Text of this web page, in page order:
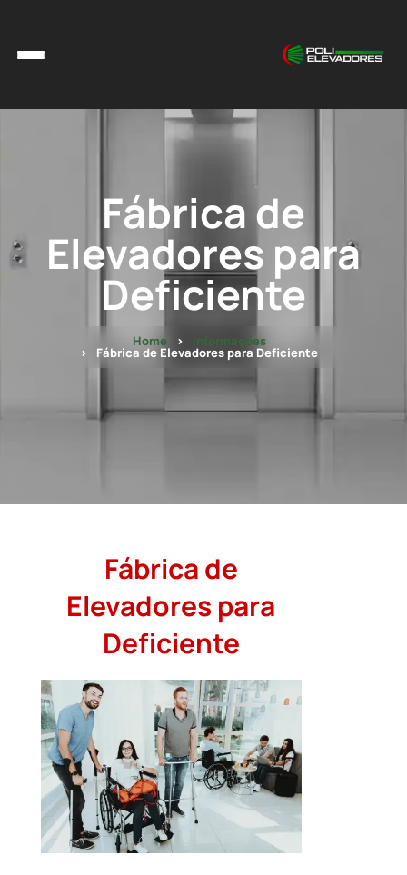
Fábrica de
Elevadores para
Deficiente
Home Informações
Fábrica de Elevadores para Deficiente
Fábrica de
Elevadores para
Deficiente